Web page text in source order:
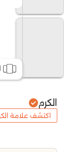
الكرم
اكتشف علامة